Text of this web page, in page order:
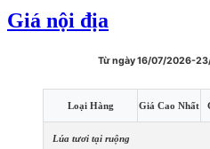
Giá nội địa
Từ ngày 16/07/2026-
Loại Hàng Giá Cao Nhất
Lúa tươi tại ruộng